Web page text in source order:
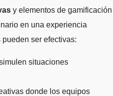
y elementos de gamificación
en una experiencia
ser efectivas:
situaciones
donde los equipos